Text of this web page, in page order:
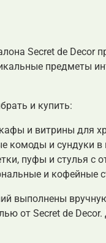
Secret de Decor
предметы
и купить:
и витрины для
комоды и сундуки
пуфы и стулья с
и кофейные
выполнены
от Secret de